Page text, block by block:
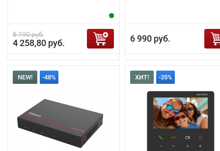
8 190 руб.
4 258,80 руб. 6 990 руб.
NEW! -48% ХИТ! -35%